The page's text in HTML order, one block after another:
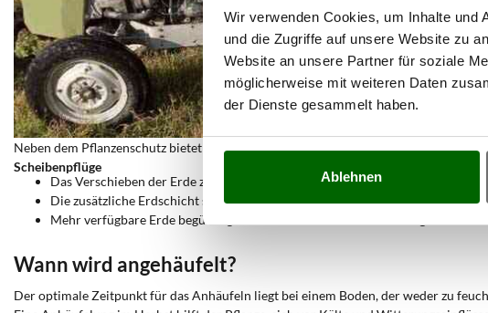
Wir verwenden Cookies, um Inhalte und
und die Zugriffe auf unsere Website zu
Website an unsere Partner für soziale
möglicherweise mit weiteren Daten
der Dienste gesammelt haben.
Ablehnen
Scheibenpflüge
Neben dem Pflanzenschutz bietet das Anhäufeln weitere Vorteile:
Das Verschieben der Erde zur Pflanzenbasis hilft,Unkraut zu entfernen
und
Die zusätzliche Erdschicht schützt die Pflanzen vordirekter
Mehr verfügbare Erde begünstigt eine
Wann wird angehäufelt?
Der optimale Zeitpunkt für das Anhäufeln liegt bei einem Boden, der weder zu